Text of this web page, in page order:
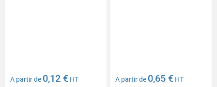
A partir de 0,12 € HT A partir de 0,65 € HT